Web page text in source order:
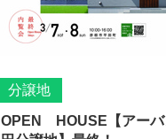
分譲地
OPEN HOUSE【アーバ